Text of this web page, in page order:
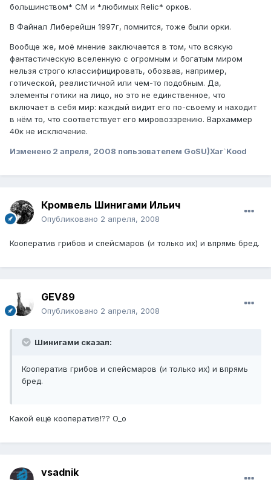
большинством* СМ и *любимых Relic* орков.
В Файнал Либерейшн 1997г, помнится, тоже были орки.
Вообще же, моё мнение заключается в том, что всякую
фантастическую вселенную с огромным и богатым миром
нельзя строго классифицировать, обозвав, например,
готической, реалистичной или чем-то подобным. Да,
элементы готики на лицо, но это не единственное, что
включает в себя мир: каждый видит его по-своему и находит
в нём то, что соответствует его мировоззрению. Вархаммер
40к не исключение.
Изменено 2 апреля, 2008 пользователем GoSU)Xar`Kood
Кромвель Шинигами Ильич
Опубликовано 2 апреля, 2008
Кооператив грибов и спейсмаров (и только их) и впрямь бред.
GEV89
Опубликовано 2 апреля, 2008
Шинигами сказал:
Кооператив грибов и спейсмаров (и только их) и впрямь
бред.
Какой ещё кооператив!?? O_o
vsadnik